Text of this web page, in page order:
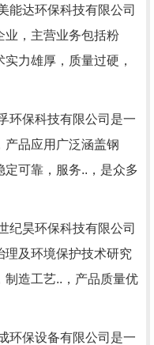
能达环保科技有限公司
业，主营业务包括粉
力雄厚，质量过硬，
环保科技有限公司是一
产品应用广泛涵盖钢
可靠，服务..，是众多
纪昊环保科技有限公司
理及环境保护技术研究
造工艺..，产品质量优
环保设备有限公司是一